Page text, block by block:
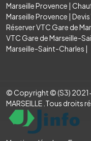
Marseille Provence |
Marseille Provence |
Réserver VTC Gare de
VTC Gare de Marseille-
Marseille-Saint-Charles |
© Copyright © (S3) 2021-
MARSEILLE .Tous droits